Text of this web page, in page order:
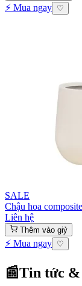
⚡ Mua ngay ♡
SALE
Chậu hoa
Liên hệ
Thêm vào giỷ
⚡ Mua ngay ♡
📰Tin tức &